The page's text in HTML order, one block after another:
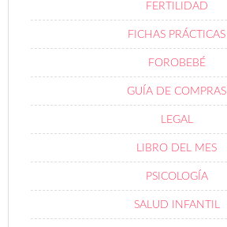
FERTILIDAD
FICHAS PRÁCTICAS
FOROBEBÉ
GUÍA DE COMPRAS
LEGAL
LIBRO DEL MES
PSICOLOGÍA
SALUD INFANTIL